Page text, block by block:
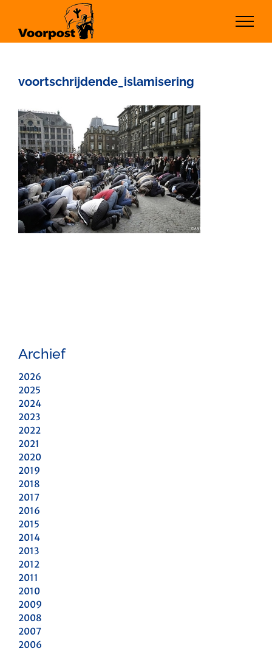
inhoud
voortschrijdende_islamisering
Archief
2026
2025
2024
2023
2022
2021
2020
2019
2018
2017
2016
2015
2014
2013
2012
2011
2010
2009
2008
2007
2006